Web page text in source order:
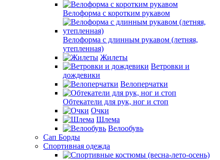
Велоформа с коротким рукавом
Велоформа с длинным рукавом (летняя,
утепленная)
Жилеты
Ветровки и
дождевики
Велоперчатки
Обтекатели для рук, ног и стоп
Очки
Шлема
Велообувь
Сап Борды
Спортивная одежда